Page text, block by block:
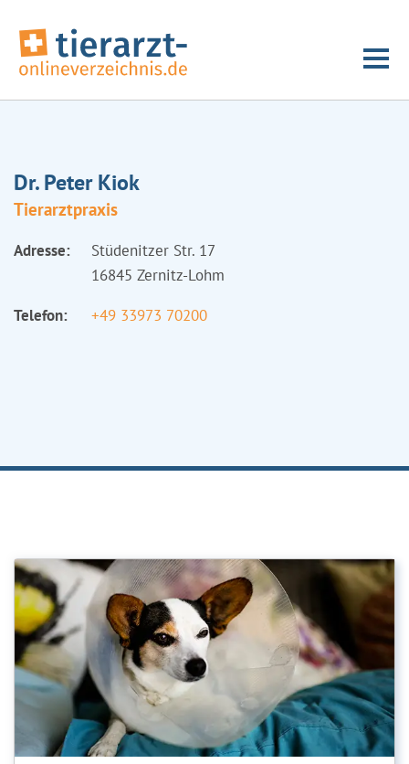
Dr. Peter Kiok
Tierarztpraxis
Adresse:
Stüdenitzer Str. 17
16845 Zernitz-Lohm
Telefon:
+49 33973 70200